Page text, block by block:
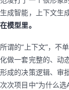
生成智能，上下文生
在模型里。
所谓的“上下文”，不
化做一套完整的、动
形成的决策逻辑、审
次次项目中“为什么选